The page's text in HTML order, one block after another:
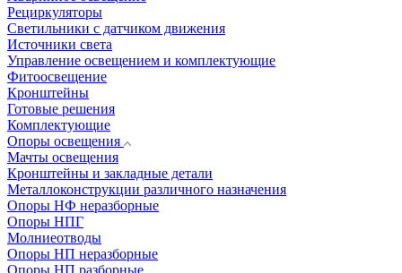
Рециркуляторы
Светильники с датчиком движения
Источники света
Управление освещением и комплектующие
Фитоосвещение
Кронштейны
Готовые решения
Комплектующие
Опоры освещения
Мачты освещения
Кронштейны и закладные детали
Металлоконструкции различного назначения
Опоры НФ неразборные
Опоры НПГ
Молниеотводы
Опоры НП неразборные
Опоры НП разборные